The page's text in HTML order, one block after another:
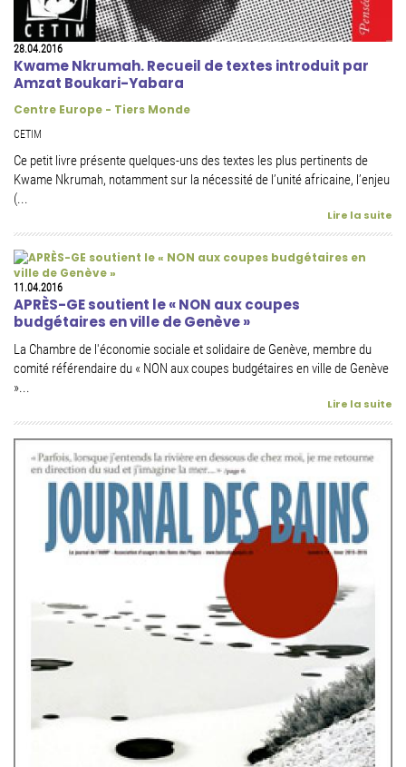
28.04.2016
Kwame Nkrumah. Recueil de textes introduit par
Amzat Boukari-Yabara
Centre Europe - Tiers Monde
CETIM
Ce petit livre présente quelques-uns des textes les plus pertinents de
Kwame Nkrumah, notamment sur la nécessité de l’unité africaine, l’enjeu
(...
Lire la suite
11.04.2016
APRÈS-GE soutient le « NON aux coupes
budgétaires en ville de Genève »
La Chambre de l'économie sociale et solidaire de Genève, membre du
comité référendaire du « NON aux coupes budgétaires en ville de Genève
»...
Lire la suite